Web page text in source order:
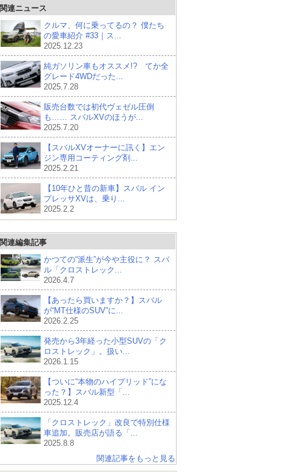
関連ニュース
クルマ、何に乗ってるの？ 僕たち
の愛車紹介 #33｜ス...
2025.12.23
純ガソリン車もオススメ!? てか全
グレード4WDだった...
2025.7.28
販売台数では初代ヴェゼル圧倒
も…… スバルXVのほうが...
2025.7.20
【スバルXVオーナーに訊く】エン
ジン専用コーティング剤...
2025.2.21
【10年ひと昔の新車】スバル イン
プレッサXVは、乗り...
2025.2.2
関連編集記事
かつての“派生”が今や主役に？ スバ
ル「クロストレック...
2026.4.7
【あったら買いますか？】スバル
が“MT仕様のSUV”に...
2026.2.25
発売から3年経った小型SUVの「ク
ロストレック」。扱い...
2026.1.15
【ついに“本物のハイブリッド”にな
った？】スバル新型「...
2025.12.4
「クロストレック」改良で特別仕様
車追加。販売店が語る「...
2025.8.8
関連記事をもっと見る